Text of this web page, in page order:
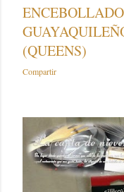
(QUEENS)
Compartir